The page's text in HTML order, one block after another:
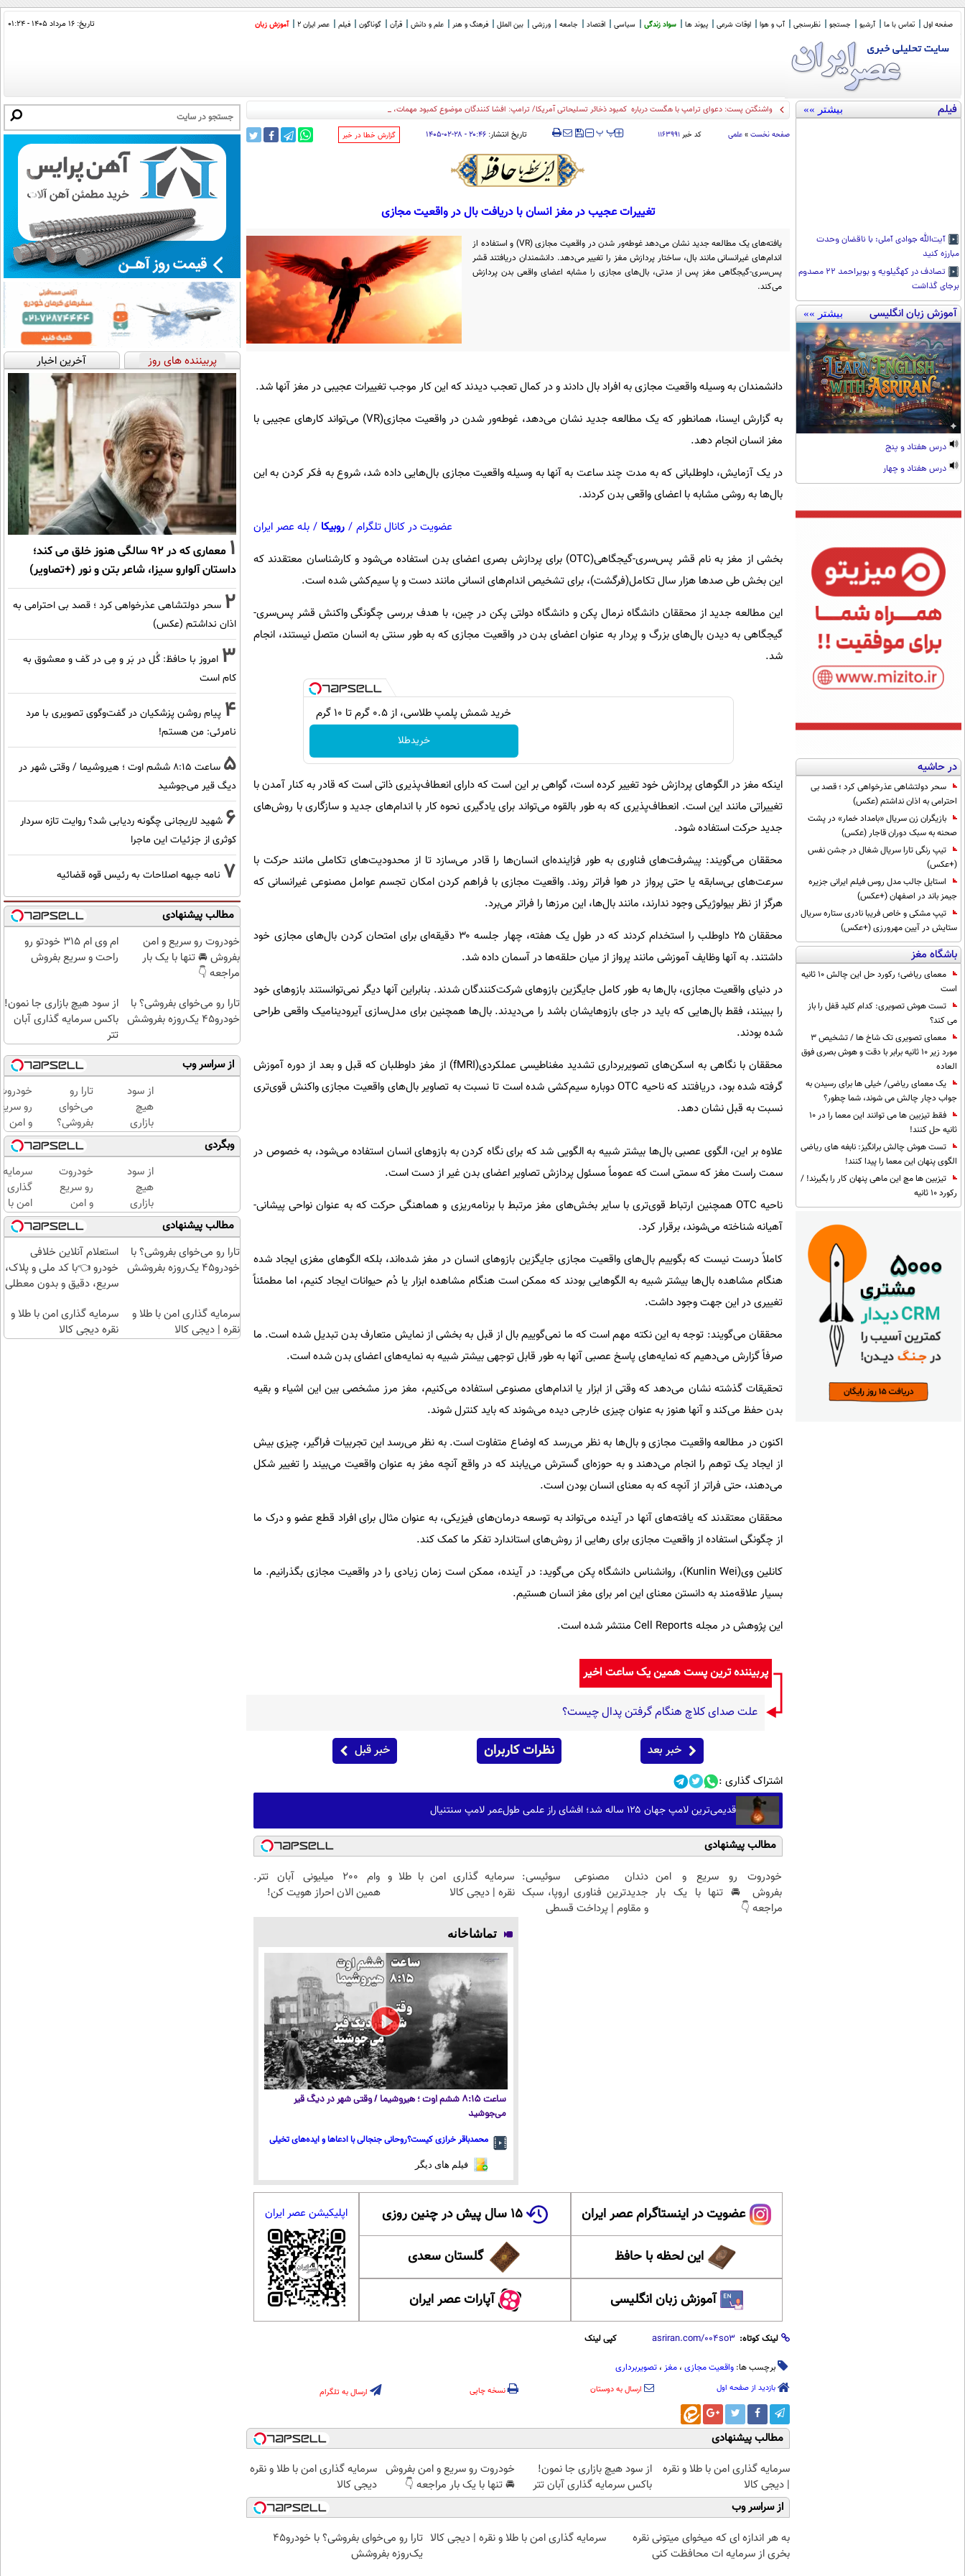
صفحه اول تماس با ما آرشیو جستجو نظرسنجی آب و هوا اوقات شرعی پیوند ها سواد زندگی سیاسی اقتصاد جامعه ورزشی بین الملل فرهنگ و هنر علم و دانش قرآن گوناگون فیلم عصر ایران 2 آموزش زبان تاریخ: ۱۶ مرداد ۱۴۰۵ - ۰۱:۲۴
فیلم بیشتر »»
آیت‌الله جوادی آملی: با ناقضان وحدت
مبارزه کنید
تصادف در کهگیلویه و بویراحمد ۲۲ مصدوم
برجای گذاشت
آموزش زبان انگلیسی بیشتر »»
درس هفتاد و پنج
درس هفتاد و چهار
در حاشیه
سحر دولتشاهی عذرخواهی کرد ؛ قصد بی
احترامی به اذان نداشتم (عکس)
بازیگران زن سریال «بامداد خمار» در پشت
صحنه به سبک دوران قاجار (عکس)
تیپ رنگی تارا سریال شغال در جشن نفس
(+عکس)
استایل جالب مدل روس فیلم ایرانی جزیره
جیمز باند در اصفهان (+عکس)
تیپ مشکی و خاص فریبا نادری ستاره سریال
ستایش در آیین مهرورزی (+عکس)
باشگاه مغز
معمای ریاضی؛ رکورد حل این چالش 10 ثانیه
است
تست هوش تصویری: کدام کلید قفل را باز
می کند؟
معمای تصویری تک شاخ ها / تشخیص 3
مورد زیر 10 ثانیه برابر با دقت و هوش بصری فوق
العاده
یک معمای ریاضی/ خیلی ها برای رسیدن به
جواب دچار چالش می شوند، شما چطور؟
فقط تیزبین ها می توانند این معما را در 10
ثانیه حل کنند!
تست هوش چالش برانگیز: نابغه های ریاضی
الگوی پنهان این معما را پیدا کنند!
تیزبین ها مچ این ماهی پنهان کار را بگیرند! /
رکورد 10 ثانیه
واشنگتن پست: دعوای ترامپ با هگست درباره کمبود ذخائر تسلیحاتی آمریکا/ ترامپ: افشا کنندگان موضوع کمبود مهمات، زندانی خواهند شد
صفحه نخست » علمی کد خبر ۱۱۶۳۹۹۱ ‍‍‍ پ پ تاریخ انتشار:۲۰:۴۶ - ۲۸-۰۲-۱۴۰۵ ‌گزارش خطا در خبر
تغییرات عجیب در مغز انسان با دریافت بال در واقعیت مجازی
یافته‌های یک مطالعه جدید نشان می‌دهد غوطه‌ور شدن در واقعیت مجازی (VR) و استفاده از
اندام‌های غیرانسانی مانند بال، ساختار پردازش مغز را تغییر می‌دهد. دانشمندان دریافتند قشر
پس‌سری-گیجگاهی مغز پس از مدتی، بال‌های مجازی را مشابه اعضای واقعی بدن پردازش
می‌کند.
دانشمندان به وسیله واقعیت مجازی به افراد بال دادند و در کمال تعجب دیدند که این کار موجب تغییرات عجیبی در مغز آنها شد.
به گزارش ایسنا، همانطور که یک مطالعه جدید نشان می‌دهد، غوطه‌ور شدن در واقعیت مجازی(VR) می‌تواند کارهای عجیبی با
مغز انسان انجام دهد.
در یک آزمایش، داوطلبانی که به مدت چند ساعت به آنها به وسیله واقعیت مجازی بال‌هایی داده شد، شروع به فکر کردن به این
بال‌ها به روشی مشابه با اعضای واقعی بدن کردند.
عضویت در کانال تلگرام / روبیکا / بله عصر ایران
بخشی از مغز به نام قشر پس‌سری-گیجگاهی(OTC) برای پردازش بصری اعضای بدن استفاده می‌شود و کارشناسان معتقدند که
این بخش طی صدها هزار سال تکامل(فرگشت)، برای تشخیص اندام‌های انسانی مانند دست و پا سیم‌کشی شده است.
این مطالعه جدید از محققان دانشگاه نرمال پکن و دانشگاه دولتی پکن در چین، با هدف بررسی چگونگی واکنش قشر پس‌سری-
گیجگاهی به دیدن بال‌های بزرگ و پردار به عنوان اعضای بدن در واقعیت مجازی که به طور سنتی به انسان متصل نیستند، انجام
شد.
خرید شمش پلمپ طلاسی، از ۰.۵ گرم تا ۱۰ گرم
خریدطلا
اینکه مغز در الگوهای پردازش خود تغییر کرده است، گواهی بر این است که دارای انعطاف‌پذیری ذاتی است که قادر به کنار آمدن با
تغییراتی مانند این است. انعطاف‌پذیری که به طور بالقوه می‌تواند برای یادگیری نحوه کار با اندام‌های جدید و سازگاری با روش‌های
جدید حرکت استفاده شود.
محققان می‌گویند: پیشرفت‌های فناوری به طور فزاینده‌ای انسان‌ها را قادر می‌سازد تا از محدودیت‌های تکاملی مانند حرکت با
سرعت‌های بی‌سابقه یا حتی پرواز در هوا فراتر روند. واقعیت مجازی با فراهم کردن امکان تجسم عوامل مصنوعی غیرانسانی که
هرگز از نظر بیولوژیکی وجود ندارند، مانند بال‌ها، این مرزها را فراتر می‌برد.
محققان ۲۵ داوطلب را استخدام کردند که در طول یک هفته، چهار جلسه ۳۰ دقیقه‌ای برای امتحان کردن بال‌های مجازی خود
داشتند. به آنها وظایف آموزشی مانند پرواز از میان حلقه‌ها در آسمان داده شد.
در دنیای واقعیت مجازی، بال‌ها به طور کامل جایگزین بازوهای شرکت‌کنندگان شدند. بنابراین آنها دیگر نمی‌توانستند بازوهای خود
را ببینند، فقط بال‌هایی که باید در جای بازوهایشان باشد را می‌دیدند. بال‌ها همچنین برای مدل‌سازی آیرودینامیک واقعی طراحی
شده بودند.
محققان با نگاهی به اسکن‌های تصویربرداری تشدید مغناطیسی عملکردی(fMRI) از مغز داوطلبان که قبل و بعد از دوره آموزش
گرفته شده بود، دریافتند که ناحیه OTC دوباره سیم‌کشی شده است تا نسبت به تصاویر بال‌های واقعیت مجازی واکنش قوی‌تری
نسبت به قبل نشان دهد.
علاوه بر این، الگوی عصبی بال‌ها بیشتر شبیه به الگویی شد که برای نگاه کردن به بازوهای انسان استفاده می‌شود، به خصوص در
سمت راست مغز که سمتی است که عموماً مسئول پردازش تصاویر اعضای بدن غیر از دست است.
ناحیه OTC همچنین ارتباط قوی‌تری با سایر بخش‌های مغز مرتبط با برنامه‌ریزی و هماهنگی حرکت که به عنوان نواحی پیشانی-
آهیانه شناخته می‌شوند، برقرار کرد.
کاملاً درست نیست که بگوییم بال‌های واقعیت مجازی جایگزین بازوهای انسان در مغز شده‌اند، بلکه الگوهای مغزی ایجاد شده
هنگام مشاهده بال‌ها بیشتر شبیه به الگوهایی بودند که ممکن است هنگام مشاهده ابزار یا دُم حیوانات ایجاد کنیم، اما مطمئناً
تغییری در این جهت وجود داشت.
محققان می‌گویند: توجه به این نکته مهم است که ما نمی‌گوییم بال از قبل به بخشی از نمایش متعارف بدن تبدیل شده است. ما
صرفاً گزارش می‌دهیم که نمایه‌های پاسخ عصبی آنها به طور قابل توجهی بیشتر شبیه به نمایه‌های اعضای بدن شده است.
تحقیقات گذشته نشان می‌دهد که وقتی از ابزار یا اندام‌های مصنوعی استفاده می‌کنیم، مغز مرز مشخصی بین این اشیاء و بقیه
بدن حفظ می‌کند و آنها هنوز به عنوان چیزی خارجی دیده می‌شوند که باید کنترل شوند.
اکنون در مطالعه واقعیت مجازی و بال‌ها به نظر می‌رسد که اوضاع متفاوت است. به نظر می‌رسد این تجربیات فراگیر، چیزی بیش
از ایجاد یک توهم را انجام می‌دهند و به حوزه‌ای گسترش می‌یابند که در واقع آنچه مغز به عنوان واقعیت می‌بیند را تغییر شکل
می‌دهند، حتی فراتر از آنچه که به معنای انسان بودن است.
محققان معتقدند که یافته‌های آنها در آینده می‌تواند به توسعه درمان‌های فیزیکی، به عنوان مثال برای افراد قطع عضو و درک ما
از چگونگی استفاده از واقعیت مجازی برای رهایی از روش‌های استاندارد تفکر ما کمک کند.
کانلین وی(Kunlin Wei)، روانشناس دانشگاه پکن می‌گوید: در آینده، ممکن است زمان زیادی را در واقعیت مجازی بگذرانیم. ما
بسیار علاقه‌مند به دانستن معنای این امر برای مغز انسان هستیم.
این پژوهش در مجله Cell Reports منتشر شده است.
پربیننده ترین پست همین یک ساعت اخیر
علت صدای کلاچ هنگام گرفتن پدال چیست؟
خبر بعد نظرات کاربران خبر قبل
اشتراک گذاری :
قدیمی‌ترین لامپ جهان ۱۲۵ ساله شد؛ افشای راز علمی طول‌عمر لامپ سنتنیال
مطالب پیشنهادی
خودروت رو سریع و امن
بفروش 🚘 تنها با یک بار
مراجعه 👇
دندان مصنوعی سوئیسی:
جدیدترین فناوری اروپا، سبک
و مقاوم | پرداخت قسطی
سرمایه گذاری امن با طلا و
نقره | دیجی کالا
وام 200 میلیونی آبان تتر.
همین الان احراز هویت کن!
تماشاخانه
ساعت ۸:۱۵ ششم اوت ؛ هیروشیما / وقتی شهر در دیگ قیر
می‌جوشید
محمدباقر خرازی کیست؟روحانی جنجالی با ادعاها و ایده‌های تخیلی
فیلم های دیگر
عضویت در اینستاگرام عصر ایران ۱۵ سال پیش در چنین روزی
این لحظه با حافظ گلستان سعدی
آموزش زبان انگلیسی آپارات عصر ایران
اپلیکیشن عصر ایران
لینک کوتاه: کپی لینک
برچسب ها: واقعیت مجازی ، مغز ، تصویربرداری
بازدید از صفحه اول ارسال به دوستان نسخه چاپی ارسال به تلگرام
مطالب پیشنهادی
سرمایه گذاری امن با طلا و نقره
| دیجی کالا
از سود هیچ بازاری جا نمون!
باکس سرمایه گذاری آبان تتر
خودروت رو سریع و امن بفروش
🚘 تنها با یک بار مراجعه 👇
سرمایه گذاری امن با طلا و نقره
دیجی کالا
از سراسر وب
به هر اندازه ای که میخوای میتونی نقره
بخری از سرمایه ات محافظت کنی
سرمایه گذاری امن با طلا و نقره | دیجی کالا
تارا رو می‌خوای بفروشی؟ با خودرو۴۵
یک‌روزه بفروشش
پربیننده های روز آخرین اخبار
1
معماری که در 92 سالگی هنوز خلق می کند؛
داستان آلوارو سیزا، شاعر بتن و نور (+تصاویر)
2 سحر دولتشاهی عذرخواهی کرد ؛ قصد بی احترامی به
اذان نداشتم (عکس)
3 امروز با حافظ: گُل در بَر و مِی در کَف و معشوق به
کام است
4 پیام روشن پزشکیان در گفت‌و‌گوی تصویری با مرد
نامرئی: من هستم!
5
ساعت ۸:۱۵ ششم اوت ؛ هیروشیما / وقتی شهر در
دیگ قیر می‌جوشید
6 شهید لاریجانی چگونه ردیابی شد؟ روایت تازه سردار
کوثری از جزئیات این ماجرا
7 نامه جبهه اصلاحات به رئیس قوه قضائیه
مطالب پیشنهادی
خودروت رو سریع و امن
بفروش 🚘 تنها با یک بار
مراجعه 👇
ام وی ام 315 خودتو رو
راحت و سریع بفروش
تارا رو می‌خوای بفروشی؟ با
خودرو۴۵ یک‌روزه بفروشش
از سود هیچ بازاری جا نمون!
باکس سرمایه گذاری آبان
تتر
از سراسر وب
از سود
هیچ
بازاری
جا
نمون!
باکس
سرمایه
گذاری
آبان
تتر
تارا رو
می‌خوای
بفروشی؟
با
خودرو۴۵
یک‌روزه
بفروشش
رو
و امن
بفروش
🚘 تنها
با یک
بار
مراجعه
👇
وبگردی
از سود
هیچ
بازاری
جا
نمون!
باکس
سرمایه
تتر
خودروت
رو سریع
و امن
بفروش
🚘 تنها
با یک
بار
مراجعه
سرمایه
گذاری
امن با
طلا و
نقره |
دیجی
کالا
مطالب پیشنهادی
تارا رو می‌خوای بفروشی؟ با
خودرو۴۵ یک‌روزه بفروشش
استعلام آنلاین خلافی
خودرو 👈با کد ملی و پلاک،
سریع، دقیق و بدون معطلی
سرمایه گذاری امن با طلا و
نقره | دیجی کالا
سرمایه گذاری امن با طلا و
نقره دیجی کالا